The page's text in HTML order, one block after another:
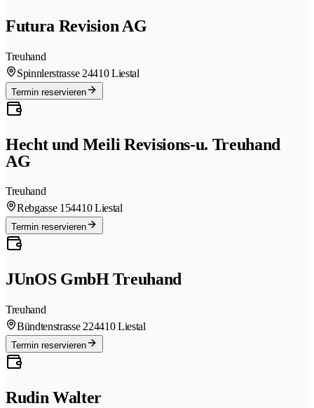
Futura Revision AG
Treuhand
Spinnlerstrasse 24410 Liestal
Termin reservieren
Hecht und Meili Revisions-u. Treuhand
AG
Treuhand
Rebgasse 154410 Liestal
Termin reservieren
JUnOS GmbH Treuhand
Treuhand
Bündtenstrasse 224410 Liestal
Termin reservieren
Rudin Walter